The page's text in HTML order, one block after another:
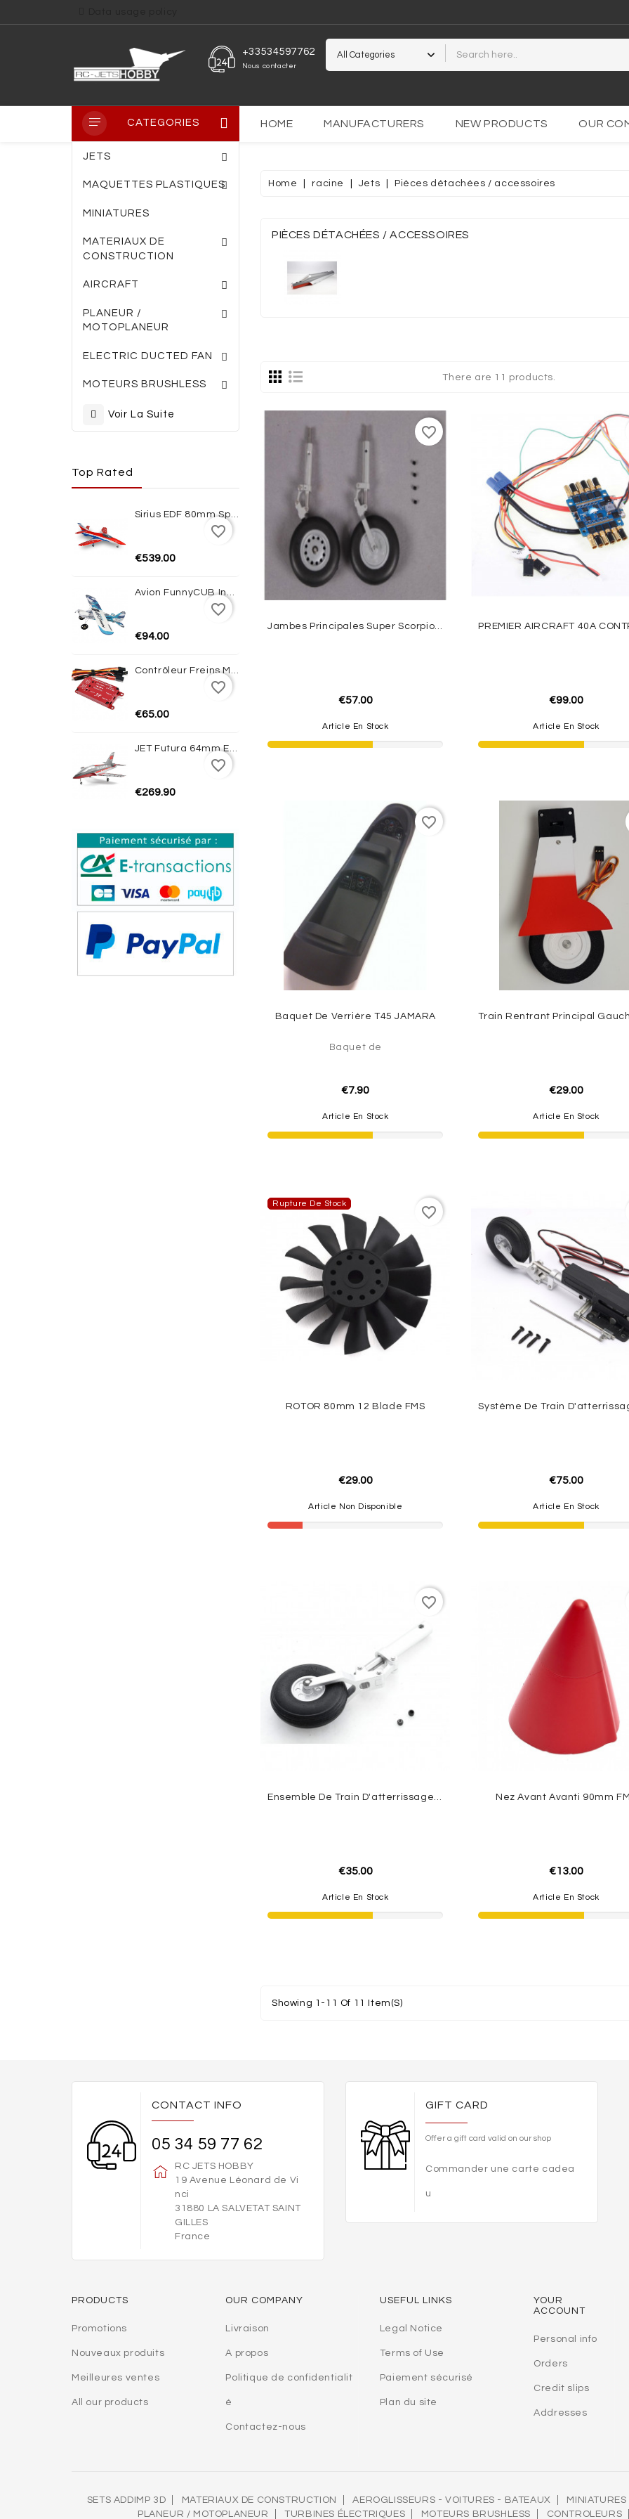
+33534597762
Nous contacter
HOME MANUFACTURERS NEW PRODUCTS OUR
CATEGORIES
JETS
MAQUETTES PLASTIQUES
MINIATURES
MATERIAUX DE
CONSTRUCTION
AIRCRAFT
PLANEUR /
MOTOPLANEUR
ELECTRIC DUCTED FAN
MOTEURS BRUSHLESS
Voir La Suite
Top Rated
€539.00
favorite_border
€94.00
favorite_border
€65.00
favorite_border
€269.90
favorite_border
Home racine Jets Pièces détachées / accessoires
PIÈCES DÉTACHÉES / ACCESSOIRES
There are 11 products.
€57.00
Article En Stock
favorite_border
€99.00
Article En Stock
Baquet De Verrière T45 JAMARA
Baquet de
€7.90
Article En Stock
favorite_border
€29.00
Article En Stock
Rupture De Stock
ROTOR 80mm 12 Blade FMS
€29.00
Article Non Disponible
favorite_border
€75.00
Article En Stock
€35.00
Article En Stock
favorite_border
Nez Avant Avanti 90mm
€13.00
Article En Stock
Showing 1-11 Of 11 Item(s)
CONTACT INFO
05 34 59 77 62
RC JETS HOBBY
19 Avenue Léonard de Vi
nci
31880 LA SALVETAT SAINT
GILLES
France
GIFT CARD
Offer a gift card valid on our shop
Commander une carte cadea
u
PRODUCTS
Promotions
Nouveaux produits
Meilleures ventes
All our products
OUR COMPANY
Livraison
A propos
Politique de confidentialit
é
Contactez-nous
USEFUL LINKS
Legal Notice
Terms of Use
Paiement sécurisé
Plan du site
YOUR
ACCOUNT
Personal info
Orders
Credit slips
Addresses
SETS ADDIMP 3D MATERIAUX DE CONSTRUCTION AEROGLISSEURS - VOITURES - BATEAUX MINIATURES
PLANEUR / MOTOPLANEUR
TURBINES ÉLECTRIQUES MOTEURS BRUSHLESS CONTROLEURS